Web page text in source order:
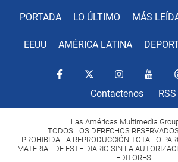
PORTADA LO ÚLTIMO MÁS
EEUU AMÉRICA LATINA
Contactenos RSS
Las Américas Multimedia
TODOS LOS DERECHOS
PROHIBIDA LA REPRODUCCIÓN TOTAL O
MATERIAL DE ESTE DIARIO SIN LA
EDITORES